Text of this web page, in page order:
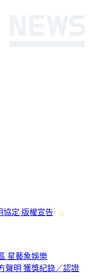
協定 版權宣告
星藝象娛樂
聲明 獲獎紀錄／認證